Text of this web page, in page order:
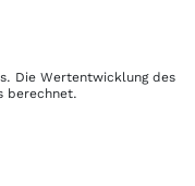
Die Wertentwicklung des
berechnet.